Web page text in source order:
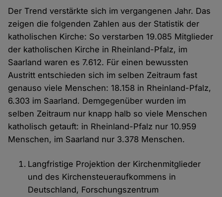
Der Trend verstärkte sich im vergangenen Jahr. Das
zeigen die folgenden Zahlen aus der Statistik der
katholischen Kirche: So verstarben 19.085 Mitglieder
der katholischen Kirche in Rheinland-Pfalz, im
Saarland waren es 7.612. Für einen bewussten
Austritt entschieden sich im selben Zeitraum fast
genauso viele Menschen: 18.158 in Rheinland-Pfalz,
6.303 im Saarland. Demgegenüber wurden im
selben Zeitraum nur knapp halb so viele Menschen
katholisch getauft: in Rheinland-Pfalz nur 10.959
Menschen, im Saarland nur 3.378 Menschen.
Langfristige Projektion der Kirchenmitglieder
und des Kirchensteueraufkommens in
Deutschland, Forschungszentrum